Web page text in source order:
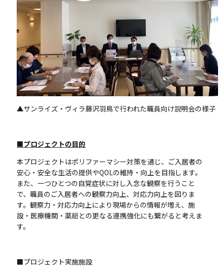
▲サンライズ・ヴィラ藤沢羽鳥で行われた職員向け説明会の様子
■プロジェクトの目的
本プロジェクトはポリファーマシー対策を通じ、ご入居者の
安心・安全な生活の提供やQOLの維持・向上を目指します。
また、一つひとつの自覚症状に対し入念な観察を行うこと
で、職員のご入居者への観察力向上、対応力向上を図りま
す。観察力・対応力向上により現場からの情報が増え、施
設・医療機関・薬局との更なる連携強化にも繋がると考えま
す。
■プロジェクト実施施設